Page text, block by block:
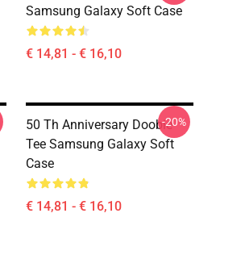
Samsung Galaxy Soft Case
€ 14,81 - € 16,10
50 Th Anniversary Doobie
Tee Samsung Galaxy Soft
Case
€ 14,81 - € 16,10
-20%